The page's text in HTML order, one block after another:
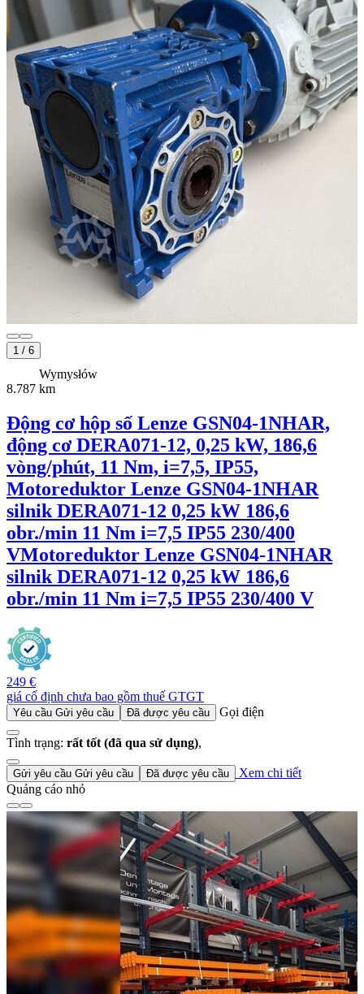
1 / 6
Wymysłów
8.787 km
Động cơ hộp số Lenze GSN04-1NHAR,
động cơ DERA071-12, 0,25 kW, 186,6
vòng/phút, 11 Nm, i=7,5, IP55,
Motoreduktor Lenze GSN04-1NHAR
silnik DERA071-12 0,25 kW 186,6
obr./min 11 Nm i=7,5 IP55 230/400
VMotoreduktor Lenze GSN04-1NHAR
silnik DERA071-12 0,25 kW 186,6
obr./min 11 Nm i=7,5 IP55 230/400 V
249 €
giá cố định chưa bao gồm thuế GTGT
Yêu cầu Gửi yêu cầu Đã được yêu cầu Gọi điện
Tình trạng: rất tốt (đã qua sử dụng),
Gửi yêu cầu Gửi yêu cầu Đã được yêu cầu
Xem chi tiết
Quảng cáo nhỏ